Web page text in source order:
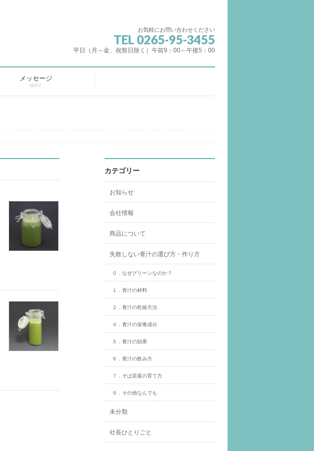
お気軽にお問い合わせください
TEL 0265-95-3455
平日（月～金、祝祭日除く）午前9：00～午後5：00
メッセージ
WAY
カテゴリー
お知らせ
会社情報
商品について
失敗しない青汁の選び方・作り方
０．なぜグリーンなのか？
１．青汁の材料
２．青汁の乾燥方法
４．青汁の栄養成分
５．青汁の効果
６．青汁の飲み方
７．そば若葉の育て方
９．その他なんでも
未分類
社長ひとりごと